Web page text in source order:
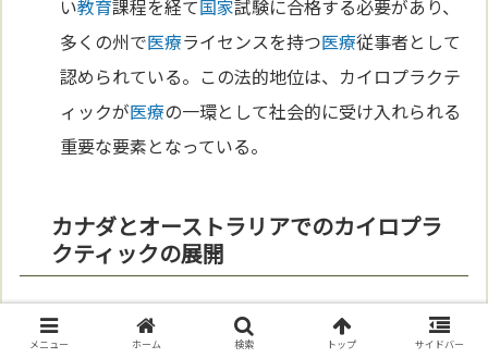
い教育課程を経て国家試験に合格する必要があり、
多くの州で医療ライセンスを持つ医療従事者として
認められている。この法的地位は、カイロプラクテ
ィックが医療の一環として社会的に受け入れられる
重要な要素となっている。
カナダとオーストラリアでのカイロプラ
クティックの展開
カナダとオーストラリアでも、カイロプラクティッ
クは法的に認められているが、各
国で異なる特徴を
メニュー ホーム 検索 トップ サイドバー